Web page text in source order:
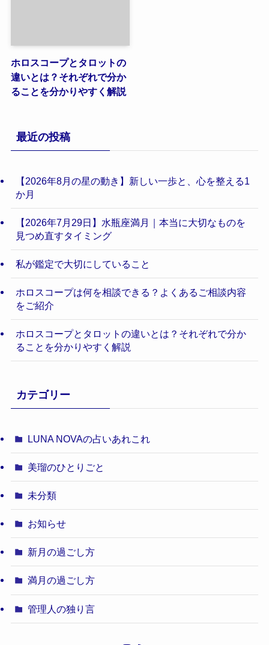
ホロスコープとタロットの
違いとは？それぞれで分か
ることを分かりやすく解説
最近の投稿
【2026年8月の星の動き】新しい一歩と、心を整える1
か月
【2026年7月29日】水瓶座満月｜本当に大切なものを
見つめ直すタイミング
私が鑑定で大切にしていること
ホロスコープは何を相談できる？よくあるご相談内容
をご紹介
ホロスコープとタロットの違いとは？それぞれで分か
ることを分かりやすく解説
カテゴリー
LUNA NOVAの占いあれこれ
美瑠のひとりごと
未分類
お知らせ
新月の過ごし方
満月の過ごし方
管理人の独り言